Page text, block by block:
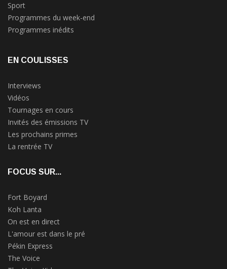
Sport
Programmes du week-end
Programmes inédits
EN COULISSES
Interviews
Vidéos
Tournages en cours
Invités des émissions TV
Les prochains primes
La rentrée TV
FOCUS SUR...
Fort Boyard
Koh Lanta
On est en direct
L'amour est dans le pré
Pékin Express
The Voice